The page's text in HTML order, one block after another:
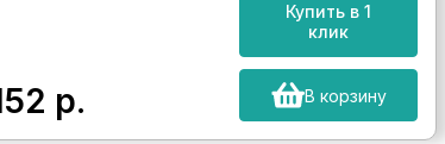
р.
Купить в 1
клик
В корзину